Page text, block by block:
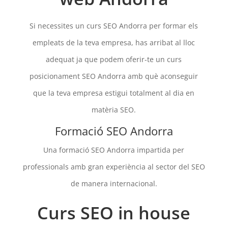
Si necessites un curs SEO Andorra per formar els
empleats de la teva empresa, has arribat al lloc
adequat ja que podem oferir-te un curs
posicionament SEO Andorra amb què aconseguir
que la teva empresa estigui totalment al dia en
matèria SEO.
Formació SEO Andorra
Una formació SEO Andorra impartida per
professionals amb gran experiència al sector del SEO
de manera internacional.
Curs SEO in house